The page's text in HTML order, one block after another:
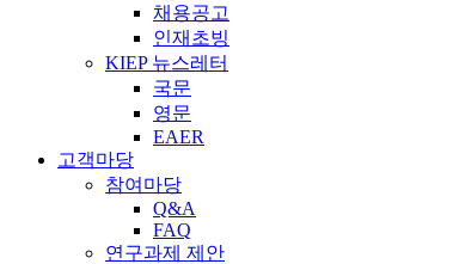
채용공고
인재초빙
KIEP 뉴스레터
국문
영문
EAER
고객마당
참여마당
Q&A
FAQ
연구과제 제안